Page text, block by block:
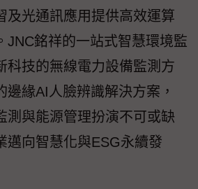
及光通訊應用提供高效運算
JNC銘祥的一站式智慧環境監
科技的無線電力設備監測方
邊緣AI人臉辨識解決方案，
測與能源管理扮演不可或缺
邁向智慧化與ESG永續發